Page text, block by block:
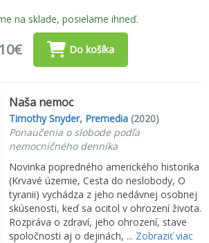
na sklade, posielame ihneď.
Do košíka
Naša nemoc
Timothy Snyder, Premedia (2020)
Ponaučenia o slobode podľa
nemocničného denníka
Novinka popredného amerického historika
(Krvavé územie, Cesta do neslobody, O
tyranii) vychádza z jeho nedávnej osobnej
skúsenosti, keď sa ocitol v ohrození života.
Rozpráva o zdraví, jeho ohrození, stave
spoločnosti aj o dejinách, ... Zobraziť viac